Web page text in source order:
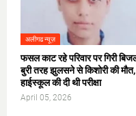
अलीगढ न्यूज़
फसल काट रहे परिवार पर गिरी
बुरी तरह झुलसने से किशोरी की मौत,
हाईस्कूल की दी थी परीक्षा
April 05, 2026